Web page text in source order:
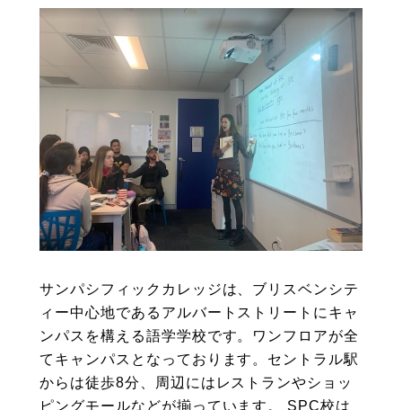
サンパシフィックカレッジは、ブリスベンシテ
ィー中心地であるアルバートストリートにキャ
ンパスを構える語学学校です。ワンフロアが全
てキャンパスとなっております。セントラル駅
からは徒歩8分、周辺にはレストランやショッ
ピングモールなどが揃っています。 SPC校は